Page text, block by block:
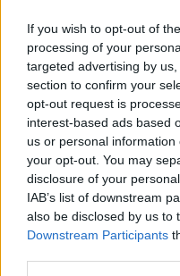
If you wish to opt-out of
processing of your
targeted advertising by
section to confirm your
opt-out request is
interest-based ads based
us or personal
your opt-out. You may
disclosure of your
IAB’s list of downstream
also be disclosed by us to
Downstream Participants
LIFESTYLE08·08·2026 19:12
Εριέττα Κούρκουλου
φιλιά με τον Βύρωνα
ευτυχίας δεδομένη»